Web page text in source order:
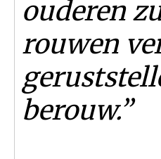
ouderen
rouwen
berouw.”